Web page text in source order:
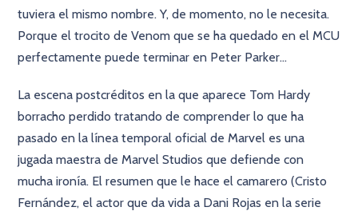
tuviera el mismo nombre. Y, de momento, no le necesita.
Porque el trocito de Venom que se ha quedado en el MCU
perfectamente puede terminar en Peter Parker...
La escena postcréditos en la que aparece Tom Hardy
borracho perdido tratando de comprender lo que ha
pasado en la línea temporal oficial de Marvel es una
jugada maestra de Marvel Studios que defiende con
mucha ironía. El resumen que le hace el camarero (Cristo
Fernández, el actor que da vida a Dani Rojas en la serie